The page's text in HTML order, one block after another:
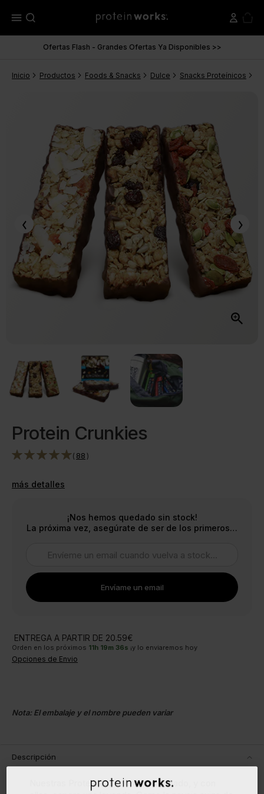
menu
Ofertas Flash - Grandes Ofertas Ya Disponibles >>
Inicio Productos Foods & Snacks Dulce Snacks Proteínicos
Protein Crunkies
( 88 )
más detalles
¡Nos hemos quedado sin stock!
La próxima vez, asegúrate de ser de los primeros…
Envíame un email
ENTREGA A PARTIR DE 20.59€
Orden en los próximos 11h 19m 36s ¡y lo enviaremos hoy
Opciones de Envio
Nota: El embalaje y el nombre pueden variar
Descripción
Nuestras Protein Crunkies™ han llegado, y con